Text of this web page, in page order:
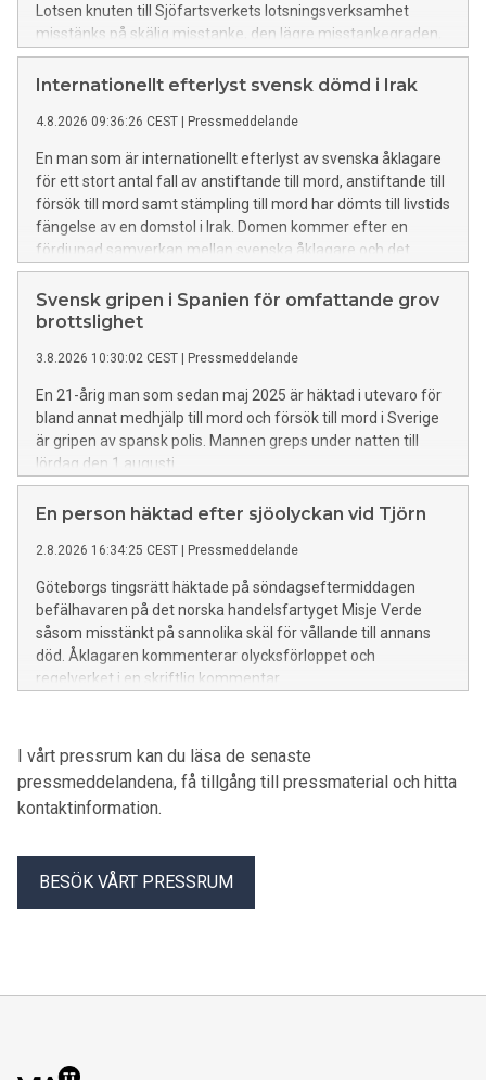
Lotsen knuten till Sjöfartsverkets lotsningsverksamhet
misstänks på skälig misstanke, den lägre misstankegraden,
för vårdslöshet i sjötrafik och vållande till annans död. Lotsen
förnekar brott.
Internationellt efterlyst svensk dömd i Irak
4.8.2026 09:36:26 CEST | Pressmeddelande
En man som är internationellt efterlyst av svenska åklagare
för ett stort antal fall av anstiftande till mord, anstiftande till
försök till mord samt stämpling till mord har dömts till livstids
fängelse av en domstol i Irak. Domen kommer efter en
fördjupad samverkan mellan svenska åklagare och det
irakiska rättsväsendet.
Svensk gripen i Spanien för omfattande grov
brottslighet
3.8.2026 10:30:02 CEST | Pressmeddelande
En 21-årig man som sedan maj 2025 är häktad i utevaro för
bland annat medhjälp till mord och försök till mord i Sverige
är gripen av spansk polis. Mannen greps under natten till
lördag den 1 augusti.
En person häktad efter sjöolyckan vid Tjörn
2.8.2026 16:34:25 CEST | Pressmeddelande
Göteborgs tingsrätt häktade på söndagseftermiddagen
befälhavaren på det norska handelsfartyget Misje Verde
såsom misstänkt på sannolika skäl för vållande till annans
död. Åklagaren kommenterar olycksförloppet och
regelverket i en skriftlig kommentar.
I vårt pressrum kan du läsa de senaste
pressmeddelandena, få tillgång till pressmaterial och hitta
kontaktinformation.
BESÖK VÅRT PRESSRUM